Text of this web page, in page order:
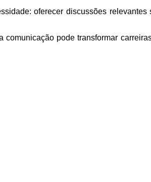
oferecer discussões
pode transformar